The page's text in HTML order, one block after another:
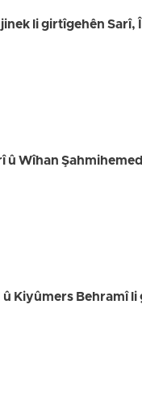
li girtîgehên Sarî,
Wîhan
Kiyûmers Behramî